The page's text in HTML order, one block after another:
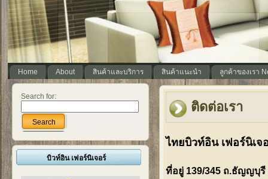
Home About สินค้าและบริการ สินค้าแนะนำ ลูกค้าของเรา
Search for:
Search
บิวท์อิน เฟอร์นิเจอร์
ติดต่อเรา
ไทยบิวท์อิน เฟอร์นิเจ
ที่อยู่ 139/345 ถ.ธัญญบุรี